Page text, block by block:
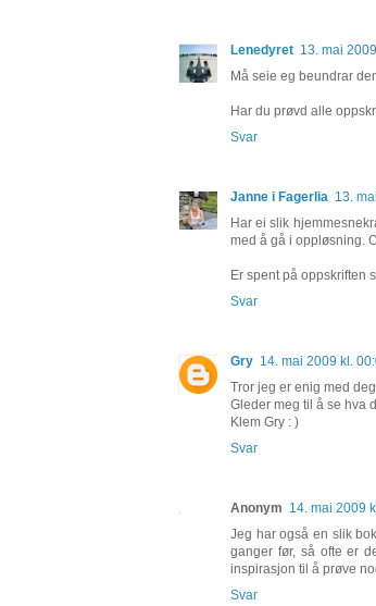
Lenedyret 13. mai
Må seie eg beundrar
Har du prøvd alle
Svar
Janne i Fagerlia 13.
Har ei slik
med å gå i oppløsning.
Er spent på oppskriften
Svar
Gry 14. mai 2009 kl.
Tror jeg er enig med
Gleder meg til å se hva
Klem Gry : )
Svar
Anonym 14. mai 2009
Jeg har også en slik
ganger før, så ofte er
inspirasjon til å prøve
Svar